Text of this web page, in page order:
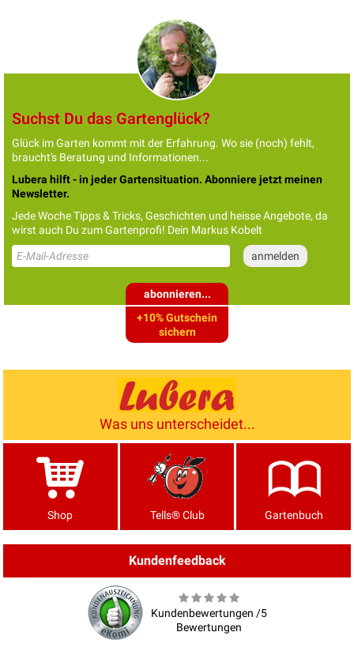
Suchst Du das Gartenglück?
Glück im Garten kommt mit der Erfahrung. Wo sie (noch) fehlt,
braucht's Beratung und Informationen...
Lubera hilft - in jeder Gartensituation. Abonniere jetzt meinen
Newsletter.
Jede Woche Tipps & Tricks, Geschichten und heisse Angebote, da
wirst auch Du zum Gartenprofi! Dein Markus Kobelt
abonnieren...
+10% Gutschein
sichern
Was uns unterscheidet...
Shop Tells® Club Gartenbuch
Kundenfeedback
Kundenbewertungen /5
Bewertungen